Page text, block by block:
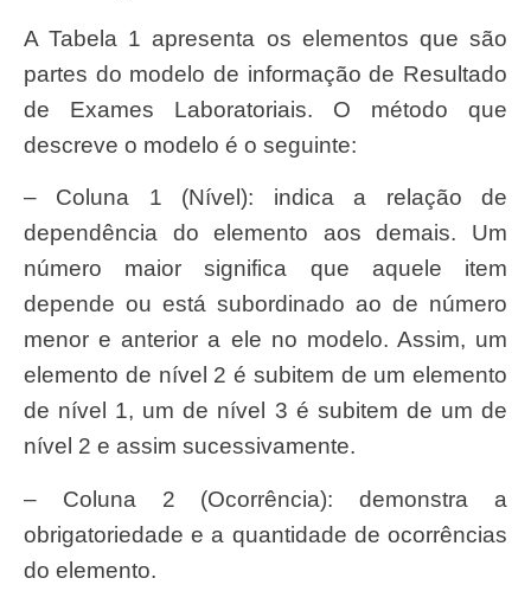
A Tabela 1 apresenta os elementos que são
partes do modelo de informação de Resultado
de Exames Laboratoriais. O método que
descreve o modelo é o seguinte:
– Coluna 1 (Nível): indica a relação de
dependência do elemento aos demais. Um
número maior significa que aquele item
depende ou está subordinado ao de número
menor e anterior a ele no modelo. Assim, um
elemento de nível 2 é subitem de um elemento
de nível 1, um de nível 3 é subitem de um de
nível 2 e assim sucessivamente.
– Coluna 2 (Ocorrência): demonstra a
obrigatoriedade e a quantidade de ocorrências
do elemento.